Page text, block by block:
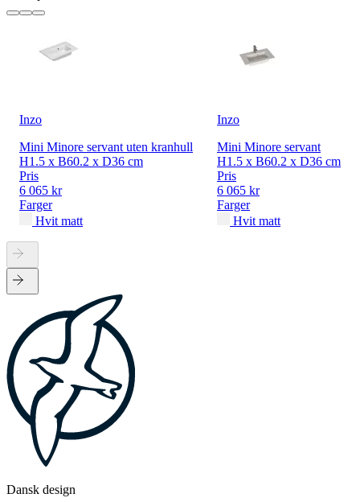
Inzo
Mini Minore servant uten kranhull
H1.5 x B60.2 x D36 cm
Pris
6 065 kr
Farger
Hvit matt
Inzo
Mini Minore servant
H1.5 x B60.2 x D36 cm
Pris
6 065 kr
Farger
Hvit matt
Dansk design